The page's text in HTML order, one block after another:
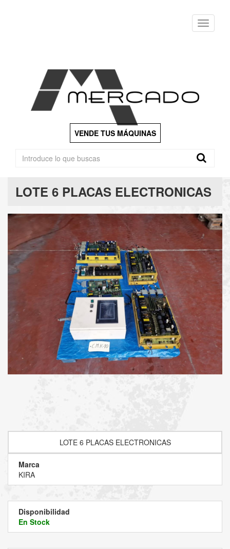
Menu
VENDE TUS MÁQUINAS
LOTE 6 PLACAS ELECTRONICAS
LOTE 6 PLACAS ELECTRONICAS
Marca
KIRA
Disponibilidad
En Stock